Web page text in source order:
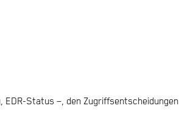
Status –, den Zugriffsentscheidungen